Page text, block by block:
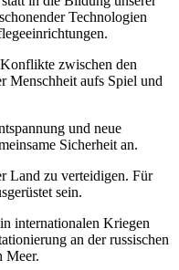
Technologien
zwischen den
Menschheit aufs Spiel und
und neue
Sicherheit an.
Land zu verteidigen. Für
sein.
internationalen Kriegen
an der russischen
Meer.